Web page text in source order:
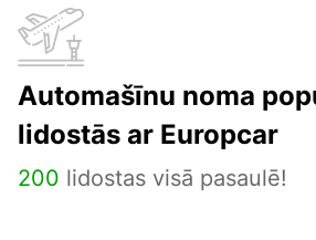
Automašīnu noma
lidostās ar Europcar
200 lidostas visā pasaulē!